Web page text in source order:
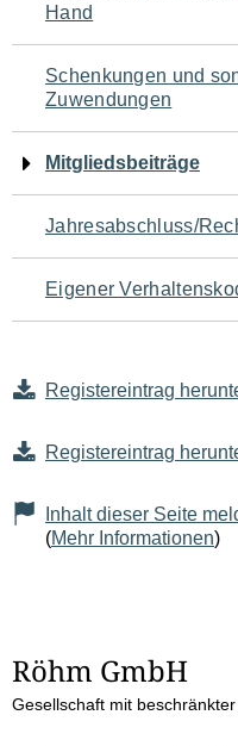
Hand
Schenkungen und
Zuwendungen
Mitgliedsbeiträge
Jahresabschluss/
Eigener
Registereintrag
Registereintrag
Inhalt dieser Seite
(Mehr Informationen)
S
e
Röhm GmbH
Gesellschaft mit